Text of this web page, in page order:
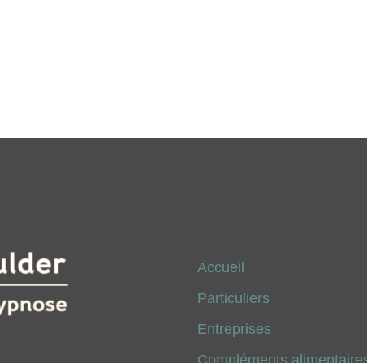
Accueil
Particuliers
Entreprises
Compléments